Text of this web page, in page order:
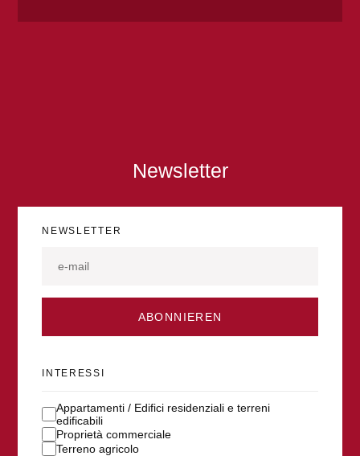
Newsletter
NEWSLETTER
ABONNIEREN
INTERESSI
Appartamenti / Edifici residenziali e terreni
edificabili
Proprietà commerciale
Terreno agricolo